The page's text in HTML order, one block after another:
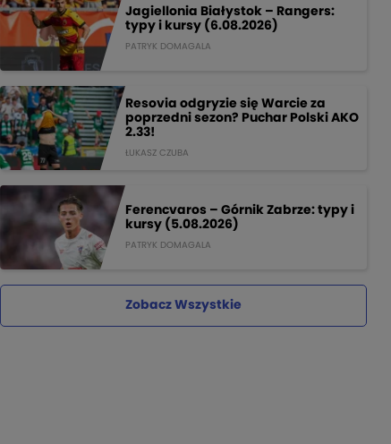
Jagiellonia Białystok – Rangers:
typy i kursy (6.08.2026)
PATRYK DOMAGALA
Resovia odgryzie się Warcie za
poprzedni sezon? Puchar Polski AKO
2.33!
ŁUKASZ CZUBA
Ferencvaros – Górnik Zabrze: typy i
kursy (5.08.2026)
PATRYK DOMAGALA
Zobacz Wszystkie